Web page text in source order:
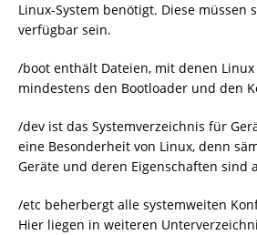
Linux-System benötigt. Diese müssen
verfügbar sein.
/boot enthält Dateien, mit denen Linux
mindestens den Bootloader und den
/dev ist das Systemverzeichnis für
eine Besonderheit von Linux, denn
Geräte und deren Eigenschaften sind
/etc beherbergt alle systemweiten
Hier liegen in weiteren